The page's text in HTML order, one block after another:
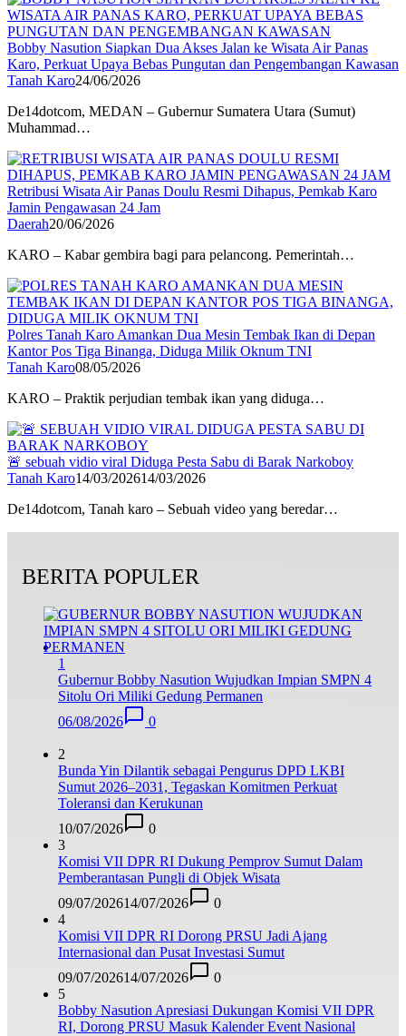
Bobby Nasution Siapkan Dua Akses Jalan ke Wisata Air Panas
Karo, Perkuat Upaya Bebas Pungutan dan Pengembangan Kawasan
Tanah Karo24/06/2026
De14dotcom, MEDAN – Gubernur Sumatera Utara (Sumut)
Muhammad…
Retribusi Wisata Air Panas Doulu Resmi Dihapus, Pemkab Karo
Jamin Pengawasan 24 Jam
Daerah20/06/2026
KARO – Kabar gembira bagi para pelancong. Pemerintah…
Polres Tanah Karo Amankan Dua Mesin Tembak Ikan di Depan
Kantor Pos Tiga Binanga, Diduga Milik Oknum TNI
Tanah Karo08/05/2026
KARO – Praktik perjudian tembak ikan yang diduga…
🚨 sebuah vidio viral Diduga Pesta Sabu di Barak Narkoboy
Tanah Karo14/03/202614/03/2026
De14dotcom, Tanah karo – Sebuah video yang beredar…
BERITA POPULER
1
Gubernur Bobby Nasution Wujudkan Impian SMPN 4
Sitolu Ori Miliki Gedung Permanen
06/08/2026
0
2
Bunda Yin Dilantik sebagai Pengurus DPD LKBI
Sumut 2026–2031, Tegaskan Komitmen Perkuat
Toleransi dan Kerukunan
10/07/2026
0
3
Komisi VII DPR RI Dukung Pemprov Sumut Dalam
Pemberantasan Pungli di Objek Wisata
09/07/202614/07/2026
0
4
Komisi VII DPR RI Dorong PRSU Jadi Ajang
Internasional dan Pusat Investasi Sumut
09/07/202614/07/2026
0
5
Bobby Nasution Apresiasi Dukungan Komisi VII DPR
RI, Dorong PRSU Masuk Kalender Event Nasional